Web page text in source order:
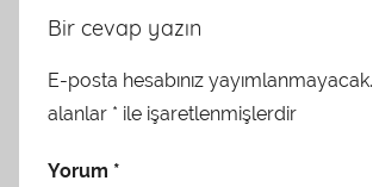
Bir cevap yazın
E-posta hesabınız yayımlanmayacak.
alanlar * ile işaretlenmişlerdir
Yorum *